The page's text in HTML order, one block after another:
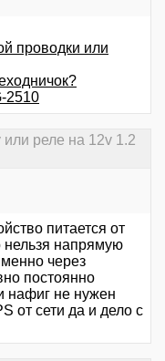
проводки или
2510
или реле на 12v 1.2
питается от
нельзя напрямую
через
постоянно
нафиг не нужен
от сети да и дело с